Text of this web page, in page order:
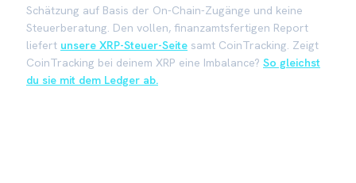
Schätzung auf Basis der On-Chain-Zugänge und keine
Steuerberatung. Den vollen, finanzamtsfertigen Report
liefert unsere XRP-Steuer-Seite samt CoinTracking. Zeigt
CoinTracking bei deinem XRP eine Imbalance? So gleichst
du sie mit dem Ledger ab.